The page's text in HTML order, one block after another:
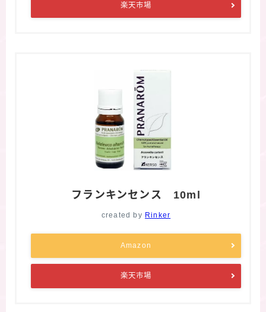
楽天市場
フランキンセンス 10ml
created by Rinker
Amazon
楽天市場